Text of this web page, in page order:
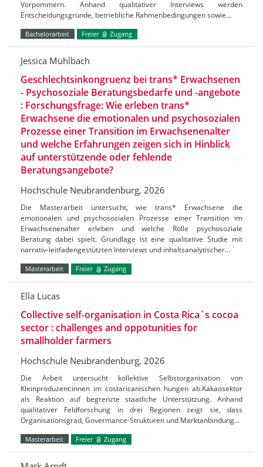
Vorpommern. Anhand qualitativer Interviews werden
Entscheidungsgründe, betriebliche Rahmenbedingungen sowie…
Bachelorarbeit Freier Zugang
Jessica Mühlbach
Geschlechtsinkongruenz bei trans* Erwachsenen
- Psychosoziale Beratungsbedarfe und -angebote
: Forschungsfrage: Wie erleben trans*
Erwachsene die emotionalen und psychosozialen
Prozesse einer Transition im Erwachsenenalter
und welche Erfahrungen zeigen sich in Hinblick
auf unterstützende oder fehlende
Beratungsangebote?
Hochschule Neubrandenburg, 2026
Die Masterarbeit untersucht, wie trans* Erwachsene die
emotionalen und psychosozialen Prozesse einer Transition im
Erwachsenenalter erleben und welche Rolle psychosoziale
Beratung dabei spielt. Grundlage ist eine qualitative Studie mit
narrativ-leitfadengestützten Interviews und inhaltsanalytischer…
Masterarbeit Freier Zugang
Ella Lucas
Collective self-organisation in Costa Rica´s cocoa
sector : challenges and oppotunities for
smallholder farmers
Hochschule Neubrandenburg, 2026
Die Arbeit untersucht kollektive Selbstorganisation von
Kleinproduzent:innen im costaricanischen hungen ab.Kakaosektor
als Reaktion auf begrenzte staatliche Unterstützung. Anhand
qualitativer Feldforschung in drei Regionen zeigt sie, dass
Organisationsgrad, Govermance-Strukturen und Marktanbindung…
Masterarbeit Freier Zugang